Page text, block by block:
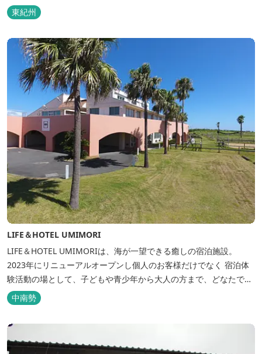
東紀州
LIFE＆HOTEL UMIMORI
LIFE＆HOTEL UMIMORIは、海が一望できる癒しの宿泊施設。
2023年にリニューアルオープンし個人のお客様だけでなく 宿泊体
験活動の場として、子どもや青少年から大人の方まで、どなたでも
ご利用いただけます。 ヨットやボート・カヤックをはじめとするマ
リンアクティビティや併設する海の乗馬倶楽部エルカバージョでの
乗馬体験が可能！ 小中学生や団体様向けに海の自然体験教室も開催
中南勢